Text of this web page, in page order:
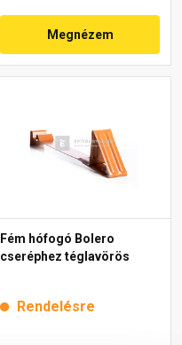
Megnézem
Fém hófogó Bolero
cseréphez téglavörös
Rendelésre